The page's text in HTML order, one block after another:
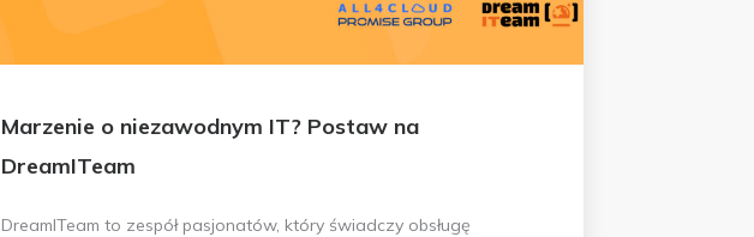
Marzenie o niezawodnym IT? Postaw na
DreamITeam
DreamITeam to zespół pasjonatów, który świadczy obsługę